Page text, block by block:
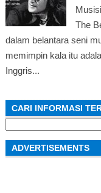
The
dalam belantara seni
memimpin kala itu
Inggris...
CARI INFORMASI
for:
ADVERTISEMENTS